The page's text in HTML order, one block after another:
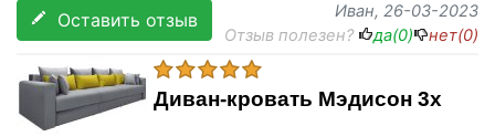
Оставить отзыв Иван, 26-03-2023
Отзыв полезен?
да(0) нет(0)
Диван-кровать Мэдисон 3х